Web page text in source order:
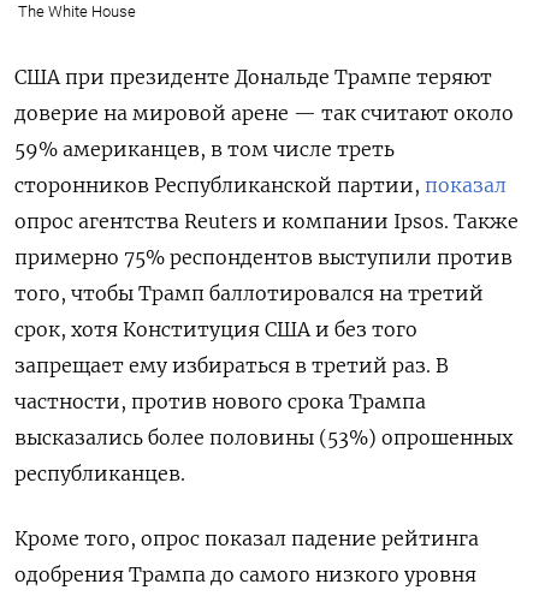
The White House
США при президенте Дональде Трампе теряют
доверие на мировой арене — так считают около
59% американцев, в том числе треть
сторонников Республиканской партии, показал
опрос агентства Reuters и компании Ipsos. Также
примерно 75% респондентов выступили против
того, чтобы Трамп баллотировался на третий
срок, хотя Конституция США и без того
запрещает ему избираться в третий раз. В
частности, против нового срока Трампа
высказались более половины (53%) опрошенных
республиканцев.
Кроме того, опрос показал падение рейтинга
одобрения Трампа до самого низкого уровня